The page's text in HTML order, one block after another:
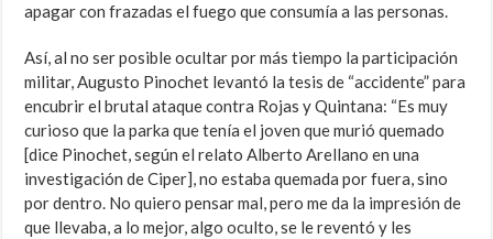
apagar con frazadas el fuego que consumía a las personas.
Así, al no ser posible ocultar por más tiempo la participación
militar, Augusto Pinochet levantó la tesis de “accidente” para
encubrir el brutal ataque contra Rojas y Quintana: “Es muy
curioso que la parka que tenía el joven que murió quemado
[dice Pinochet, según el relato Alberto Arellano en una
investigación de Ciper], no estaba quemada por fuera, sino
por dentro. No quiero pensar mal, pero me da la impresión de
que llevaba, a lo mejor, algo oculto, se le reventó y les